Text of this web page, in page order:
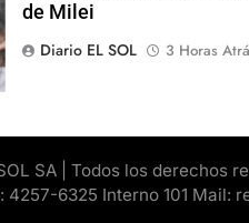
de Milei
Diario EL SOL
3 Horas
SA | Todos los derechos
4257-6325 Interno 101